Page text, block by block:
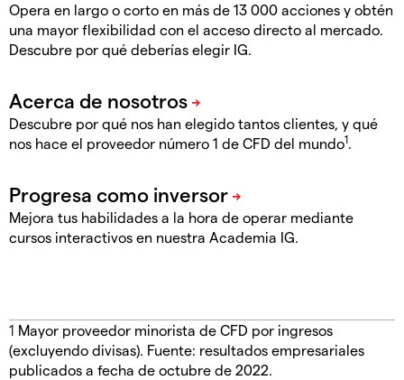
Opera en largo o corto en más de 13 000 acciones y obtén
una mayor flexibilidad con el acceso directo al mercado.
Descubre por qué deberías elegir IG.
Descubre por qué nos han elegido tantos clientes, y qué
nos hace el proveedor número 1 de CFD del mundo1.
Mejora tus habilidades a la hora de operar mediante
cursos interactivos en nuestra Academia IG.
1 Mayor proveedor minorista de CFD por ingresos
(excluyendo divisas). Fuente: resultados empresariales
publicados a fecha de octubre de 2022.